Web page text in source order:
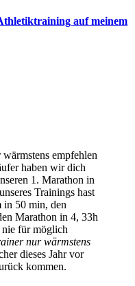
auf meinem
empfehlen
haben wir dich
1. Marathon in
Trainings hast
in 50 min, den
Marathon in 4, 33h
für möglich
nur wärmstens
dieses Jahr vor
kommen.